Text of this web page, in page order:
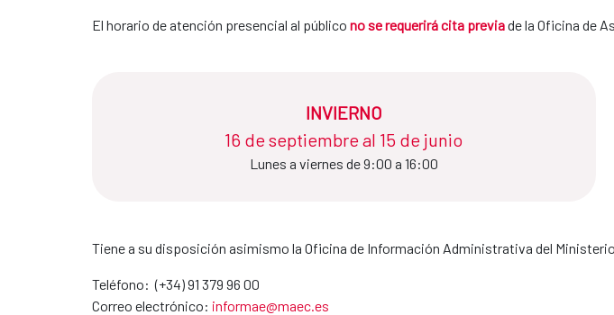
El horario de atención presencial al público no se requerirá cita previade la Oficina de
INVIERNO
16 de septiembre al 15 de junio​​​​​​​
Lunes a viernes de 9:00 a 16:00
Tiene a su disposición asimismo la Oficina de Información Administrativa del
Teléfono: (+34) 91 379 96 00
Correo electrónico: informae@maec.es